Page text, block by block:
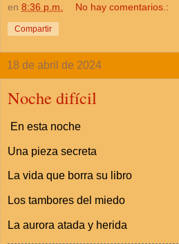
en 8:36 p.m. No hay comentarios.:
Compartir
18 de abril de 2024
Noche difícil
En esta noche
Una pieza secreta
La vida que borra su libro
Los tambores del miedo
La aurora atada y herida